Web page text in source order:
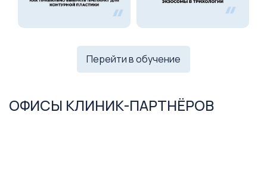
Перейти в обучение
ОФИСЫ КЛИНИК-ПАРТНЁРОВ